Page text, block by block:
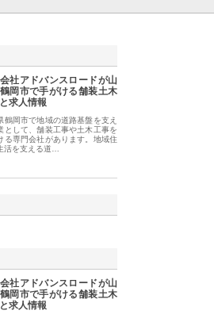
社アドバンスロードが山
岡市で手がける舗装土木
求人情報
鶴岡市で地域の道路基盤を支え
として、舗装工事や土木工事を
る専門会社があります。地域住
活を支える道…
社アドバンスロードが山
岡市で手がける舗装土木
求人情報